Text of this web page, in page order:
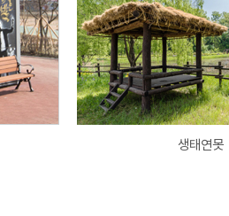
생태연못